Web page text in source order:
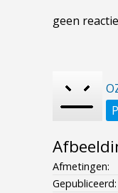
geen
Afmetingen:
Gepubliceerd: